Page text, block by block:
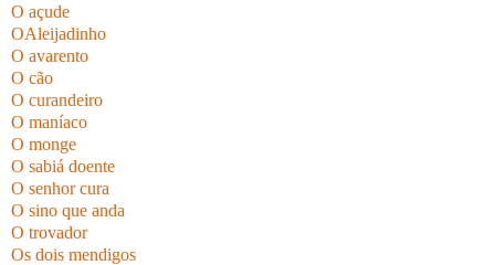
O açude
OAleijadinho
O avarento
O cão
O curandeiro
O maníaco
O monge
O sabiá doente
O senhor cura
O sino que anda
O trovador
Os dois mendigos